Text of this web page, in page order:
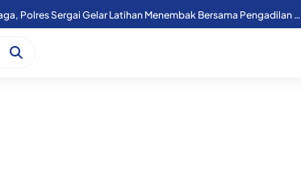
Atasi Laka Kereta Api, Lintasan Sebidang KM 36+000 Perbaungan Akan Ditutup Permanen